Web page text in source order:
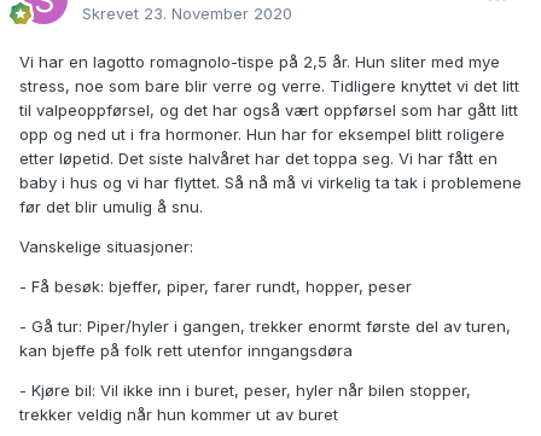
Skrevet 23. November 2020
Vi har en lagotto romagnolo-tispe på 2,5 år. Hun sliter med mye
stress, noe som bare blir verre og verre. Tidligere knyttet vi det litt
til valpeoppførsel, og det har også vært oppførsel som har gått litt
opp og ned ut i fra hormoner. Hun har for eksempel blitt roligere
etter løpetid. Det siste halvåret har det toppa seg. Vi har fått en
baby i hus og vi har flyttet. Så nå må vi virkelig ta tak i problemene
før det blir umulig å snu.
Vanskelige situasjoner:
- Få besøk: bjeffer, piper, farer rundt, hopper, peser
- Gå tur: Piper/hyler i gangen, trekker enormt første del av turen,
kan bjeffe på folk rett utenfor inngangsdøra
- Kjøre bil: Vil ikke inn i buret, peser, hyler når bilen stopper,
trekker veldig når hun kommer ut av buret